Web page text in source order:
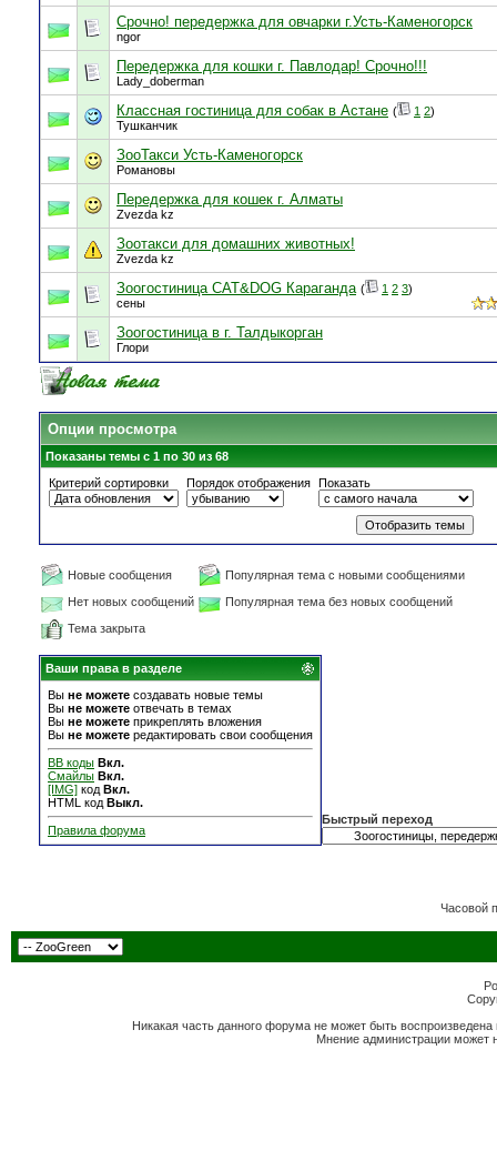
Срочно! передержка для овчарки г.Усть-Каменогорск
ngor
Передержка для кошки г. Павлодар! Срочно!!!
Lady_doberman
Классная гостиница для собак в Астане ( 1 2)
Тушканчик
ЗооТакси Усть-Каменогорск
Романовы
Передержка для кошек г. Алматы
Zvezda kz
Зоотакси для домашних животных!
Zvezda kz
Зоогостиница CAT&DOG Караганда ( 1 2 3)
сены
Зоогостиница в г. Талдыкорган
Глори
Опции просмотра
Показаны темы с 1 по 30 из 68
Критерий сортировки
Порядок отображения Показать
Новые сообщения
Популярная тема с новыми сообщениями
Нет новых сообщений
Популярная тема без новых сообщений
Тема закрыта
Ваши права в разделе
Вы не можете создавать новые темы
Вы не можете отвечать в темах
Вы не можете прикреплять вложения
Вы не можете редактировать свои сообщения
BB коды Вкл.
Смайлы Вкл.
[IMG] код Вкл.
HTML код Выкл.
Правила форума
Быстрый переход
Часовой
Никакая часть данного форума не может быть
Мнение администрации может